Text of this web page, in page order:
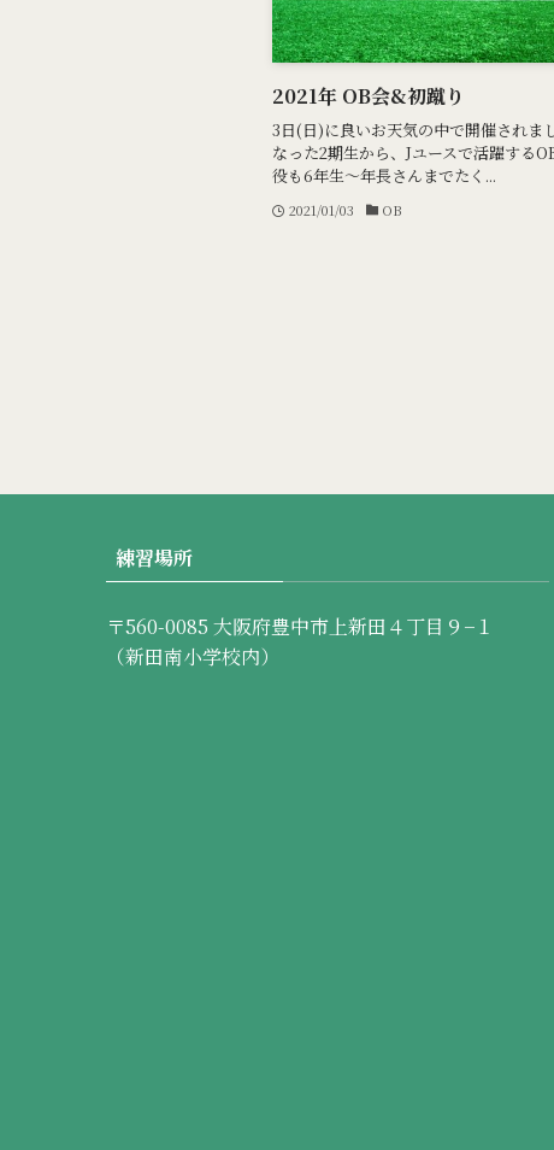
2021年 OB会&初蹴り
3日(日)に良いお天気の中で開催されま
なった2期生から、Jユースで活躍する
役も6年生～年長さんまでたく...
2021/01/03 OB
練習場所
〒560-0085 大阪府豊中市上新田４丁目９−１
（新田南小学校内）